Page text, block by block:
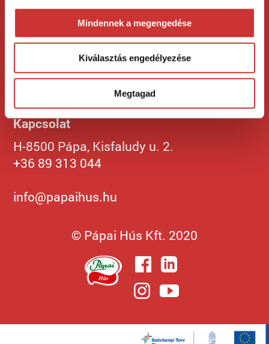
Mindennek a megengedése
Kiválasztás engedélyezése
Megtagad
Cégtörténet
Minőségpolitika
Adatkezelési
tájékoztató
Vegán termékeink
Allergén lista
Kapcsolat
H-8500 Pápa, Kisfaludy u. 2.
+36 89 313 044
info@papaihus.hu
© Pápai Hús Kft. 2020